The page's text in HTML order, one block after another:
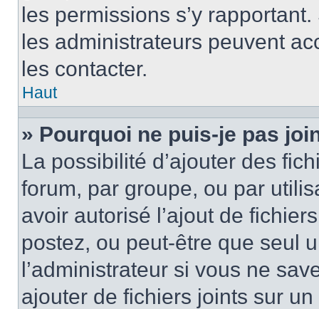
les permissions s’y
les administrateurs peuvent
les contacter.
Haut
» Pourquoi ne puis-je pas
La possibilité d’ajouter des
forum, par groupe, ou par
avoir autorisé l’ajout de
postez, ou peut-être que seul
l’administrateur si vous ne
ajouter de fichiers joints sur un